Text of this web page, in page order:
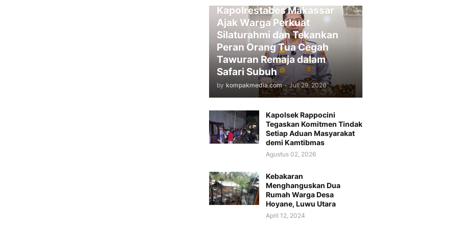
Kapolrestabes Makassar
Ajak Warga Perkuat
Silaturahmi dan Tekankan
Peran Orang Tua Cegah
Tawuran Remaja dalam
Safari Subuh
by kompakmedia.com - Juli 29, 2026
Kapolsek Rappocini
Tegaskan Komitmen Tindak
Setiap Aduan Masyarakat
demi Kamtibmas
Agustus 02, 2026
Kebakaran
Menghanguskan Dua
Rumah Warga Desa
Hoyane, Luwu Utara
April 12, 2024